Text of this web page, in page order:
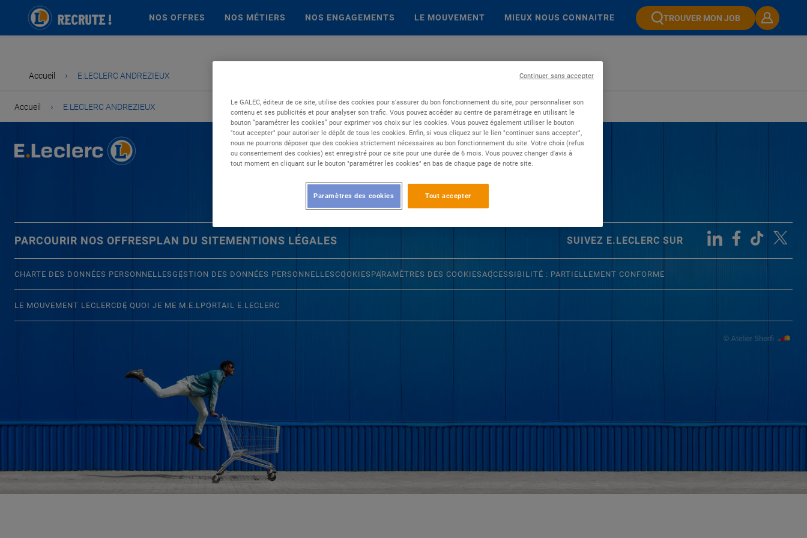
NOS OFFRES NOS MÉTIERS NOS ENGAGEMENTS LE MOUVEMENT MIEUX NOUS CONNAITRE TROUVER MON JOB
Accueil › E.LECLERC ANDREZIEUX
Accueil › E.LECLERC ANDREZIEUX
PARCOURIR NOS OFFRESPLAN DU SITEMENTIONS LÉGALES SUIVEZ E.LECLERC SUR
CHARTE DES DONNÉES PERSONNELLESGESTION DES DONNÉES PERSONNELLESCOOKIES PARAMÈTRES DES COOKIESACCESSIBILITÉ : PARTIELLEMENT CONFORME
LE MOUVEMENT LECLERCDE QUOI JE ME M.E.LPORTAIL E.LECLERC
Le GALEC, éditeur de ce site, utilise des cookies pour s'assurer du bon fonctionnement du site, pour personnaliser son
contenu et ses publicités et pour analyser son trafic. Vous pouvez accéder au centre de paramétrage en utilisant le
bouton “paramétrer les cookies” pour exprimer vos choix sur les cookies. Vous pouvez également utiliser le bouton
"tout accepter" pour autoriser le dépôt de tous les cookies. Enfin, si vous cliquez sur le lien "continuer sans accepter",
nous ne pourrons déposer que des cookies strictement nécessaires au bon fonctionnement du site. Votre choix (refus
ou consentement des cookies) est enregistré pour ce site pour une durée de 6 mois. Vous pouvez changer d'avis à
tout moment en cliquant sur le bouton "paramétrer les cookies" en bas de chaque page de notre site.
Tout accepter
Paramètres des cookies
Continuer sans accepter